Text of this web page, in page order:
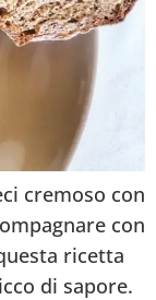
cremoso con
con
ricetta
di sapore.